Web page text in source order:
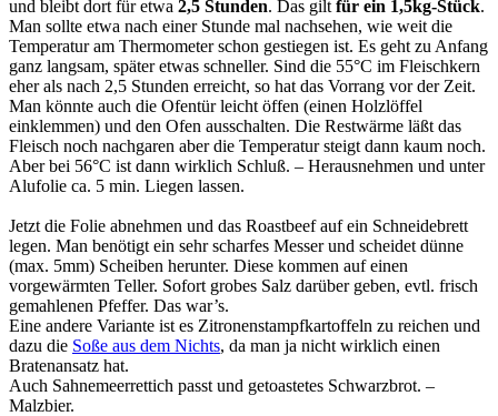
und bleibt dort für etwa 2,5 Stunden. Das gilt für ein 1,5kg-Stück.
Man sollte etwa nach einer Stunde mal nachsehen, wie weit die
Temperatur am Thermometer schon gestiegen ist. Es geht zu Anfang
ganz langsam, später etwas schneller. Sind die 55°C im Fleischkern
eher als nach 2,5 Stunden erreicht, so hat das Vorrang vor der Zeit.
Man könnte auch die Ofentür leicht öffen (einen Holzlöffel
einklemmen) und den Ofen ausschalten. Die Restwärme läßt das
Fleisch noch nachgaren aber die Temperatur steigt dann kaum noch.
Aber bei 56°C ist dann wirklich Schluß. – Herausnehmen und unter
Alufolie ca. 5 min. Liegen lassen.
Jetzt die Folie abnehmen und das Roastbeef auf ein Schneidebrett
legen. Man benötigt ein sehr scharfes Messer und scheidet dünne
(max. 5mm) Scheiben herunter. Diese kommen auf einen
vorgewärmten Teller. Sofort grobes Salz darüber geben, evtl. frisch
gemahlenen Pfeffer. Das war’s.
Eine andere Variante ist es Zitronenstampfkartoffeln zu reichen und
dazu die Soße aus dem Nichts, da man ja nicht wirklich einen
Bratenansatz hat.
Auch Sahnemeerrettich passt und getoastetes Schwarzbrot. –
Malzbier.